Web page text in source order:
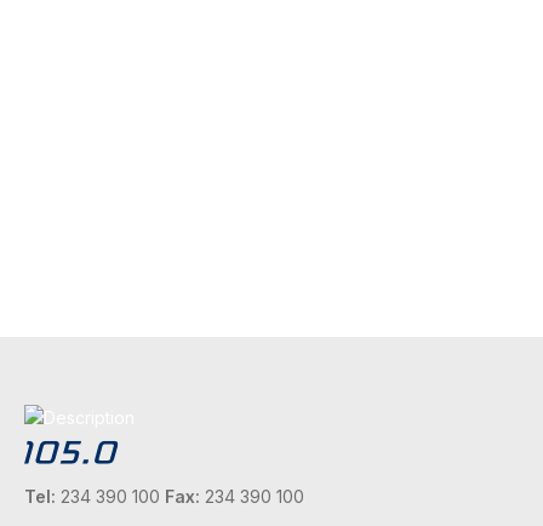
Tel: 234 390 100 Fax: 234 390 100